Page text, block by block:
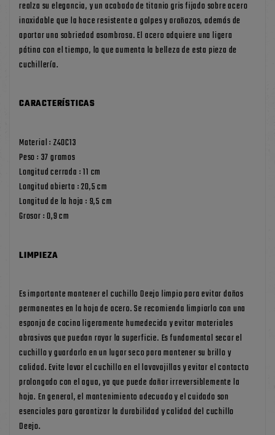
realza su elegancia, y un acabado de titanio gris fijado sobre acero
inoxidable que la hace resistente a golpes y arañazos, además de
aportar una sobriedad asombrosa. El acero adquiere una ligera
pátina con el tiempo, lo que aumenta la belleza de esta pieza de
cuchillería.
CARACTERÍSTICAS
Material : Z40C13
Peso : 37 gramos
Longitud cerrada : 11 cm
Longitud abierta : 20,5 cm
Longitud de la hoja : 9,5 cm
Grosor : 0,9 cm
LIMPIEZA
Es importante mantener el cuchillo Deejo limpio para evitar daños
permanentes en la hoja de acero. Se recomienda limpiarlo con una
esponja de cocina ligeramente humedecida y evitar materiales
abrasivos que puedan rayar la superficie. Es fundamental secar el
cuchillo y guardarlo en un lugar seco para mantener su brillo y
calidad. Evite lavar el cuchillo en el lavavajillas y evitar el contacto
prolongado con el agua, ya que puede dañar irreversiblemente la
hoja. En general, el mantenimiento adecuado y el cuidado son
esenciales para garantizar la durabilidad y calidad del cuchillo
Deejo.